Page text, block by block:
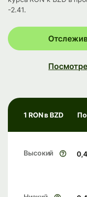
-2.41.
1 RON в BZD
Высокий